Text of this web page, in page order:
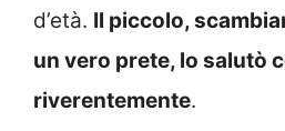
d’età. Il piccolo,
un vero prete, lo salutò
riverentemente.